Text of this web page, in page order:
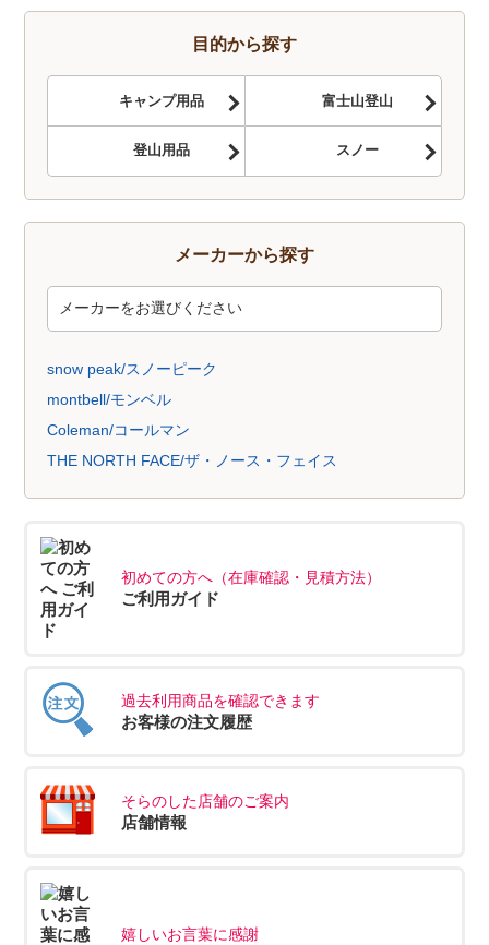
トレッキングソックス
燃料
酸素缶
帽子
手袋
ハイドレーション
そらのしたオリジナルＴシャツ
すべて
目的から探す
キャンプ用品 富士山登山
登山用品 スノー
メーカーから探す
snow peak/スノーピーク
montbell/モンベル
Coleman/コールマン
THE NORTH FACE/ザ・ノース・フェイス
初めての方へ（在庫確認・見積方法）
ご利用ガイド
過去利用商品を確認できます
お客様の注文履歴
そらのした店舗のご案内
店舗情報
嬉しいお言葉に感謝